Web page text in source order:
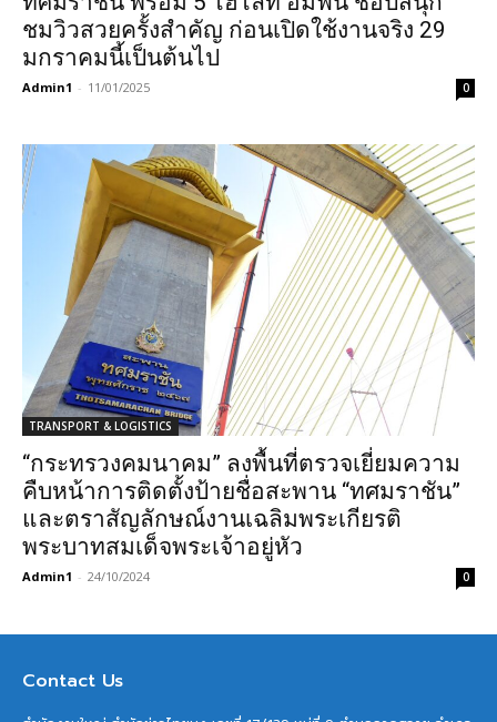
ชมวิวสวยครั้งสำคัญ ก่อนเปิดใช้งานจริง 29
มกราคมนี้เป็นต้นไป
Admin1 - 11/01/2025 0
TRANSPORT & LOGISTICS
“กระทรวงคมนาคม” ลงพื้นที่ตรวจเยี่ยมความ
คืบหน้าการติดตั้งป้ายชื่อสะพาน “ทศมราชัน”
และตราสัญลักษณ์งานเฉลิมพระเกียรติ
พระบาทสมเด็จพระเจ้าอยู่หัว
Admin1 - 24/10/2024 0
Contact Us